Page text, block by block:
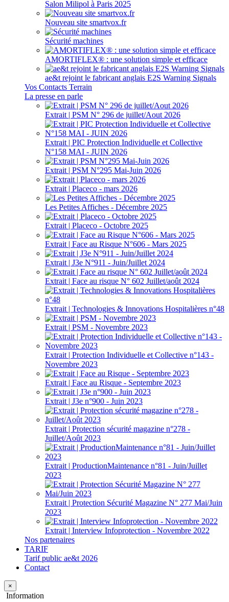
Salon Milipol à Paris 2025
Nouveau site smartvox.fr
Sécurité machines
AMORTIFLEX® : une solution simple et efficace
ae&t rejoint le fabricant anglais E2S Warning Signals
Vos Contacts Terrain
La presse en parle
Extrait | PSM N° 296 de juillet/Aout 2026
Extrait | PIC Protection Individuelle et Collective
N°158 MAI - JUIN 2026
Extrait | PSM N°295 Mai-Juin 2026
Extrait | Placeco - mars 2026
Les Petites Affiches - Décembre 2025
Extrait | Placeco - Octobre 2025
Extrait | Face au Risque N°606 - Mars 2025
Extrait | J3e N°911 - Juin/Juillet 2024
Extrait | Face au risque N° 602 Juillet/août 2024
Extrait | Technologies & Innovations Hospitalières n°48
Extrait | PSM - Novembre 2023
Extrait | Protection Individuelle et Collective n°143 -
Novembre 2023
Extrait | Face au Risque - Septembre 2023
Extrait | J3e n°900 - Juin 2023
Extrait | Protection sécurité magazine n°278 -
Juillet/Août 2023
Extrait | ProductionMaintenance n°81 - Juin/Juillet
2023
Extrait | Protection Sécurité Magazine N° 277 Mai/Juin
2023
Extrait | Interview Infoprotection - Novembre 2022
Nos partenaires
TARIF
Tarif public ae&t 2026
Contact
×
Information